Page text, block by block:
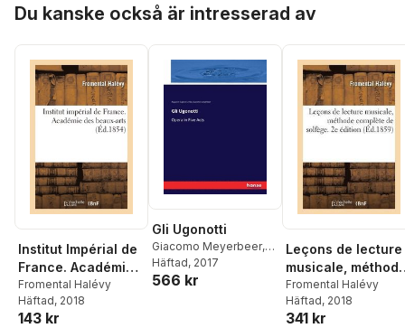
Younger, [And]
Scribe ... by H. LL.
W.
Du kanske också är intresserad av
Institut Impérial de
France. Académie
Des Beaux-Arts
Fromental Halévy
Häftad, 2018
143 kr
Gli Ugonotti
Giacomo Meyerbeer,
Augustin Eugène Scribe
Häftad, 2017
566 kr
Leçons de lecture
musicale,
complète de
solfège. 2e édition
Fromental Halévy
Häftad, 2018
341 kr